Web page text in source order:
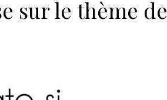
sur le thème de